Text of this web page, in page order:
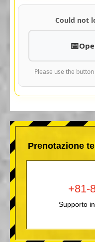
Could not
Please use the
Prenotazione
+81-
Supporto